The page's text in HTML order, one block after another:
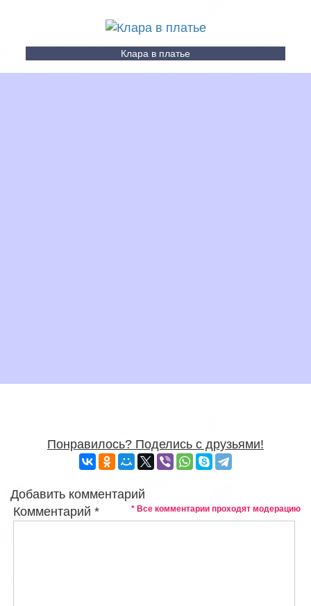
Клара в платье
Понравилось? Поделись с друзьями!
Добавить комментарий
* Все комментарии проходят модерацию
Комментарий*